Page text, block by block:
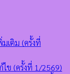
เติม (ครั้งที่
ข (ครั้งที่ 1/2569)